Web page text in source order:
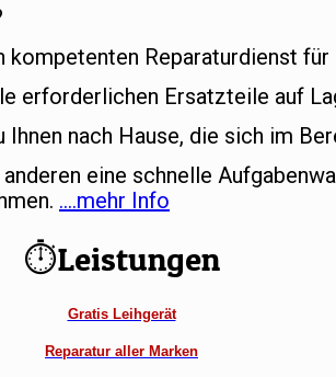
Reparaturdienst
erforderlichen Ersatzteile auf
nach Hause, die sich im
eine schnelle
….mehr Info
⏱Leistungen
Gratis Leihgerät
Reparatur aller Marken